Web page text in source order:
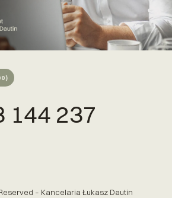
144 237
– Kancelaria Łukasz Dautin